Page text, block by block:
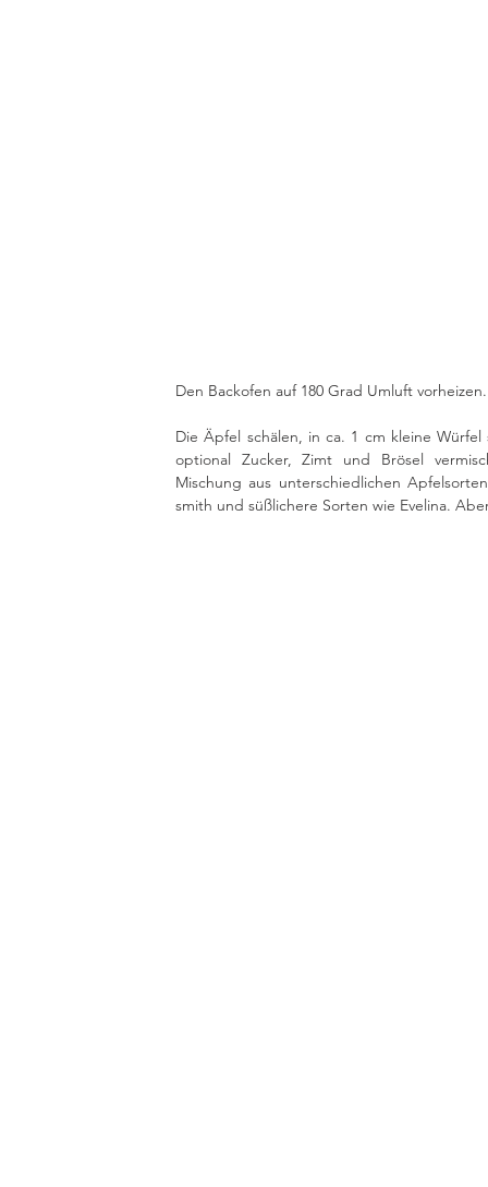
Den Backofen auf 180 Grad Umluft
Die Äpfel schälen, in ca. 1 cm kleine
optional Zucker, Zimt und Brösel
Mischung aus unterschiedlichen
smith und süßlichere Sorten wie Evelina.